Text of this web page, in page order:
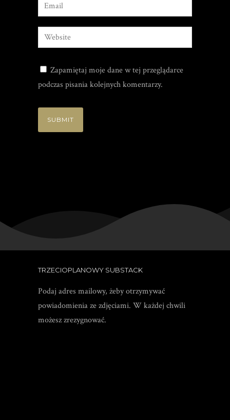
Zapamiętaj moje dane w tej przeglądarce
podczas pisania kolejnych komentarzy.
TRZECIOPLANOWY SUBSTACK
Podaj adres mailowy, żeby otrzymywać
powiadomienia ze zdjęciami. W każdej chwili
możesz zrezygnować.